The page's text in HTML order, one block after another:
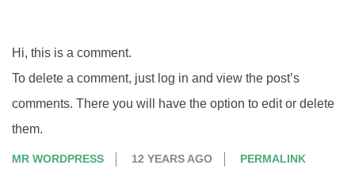
Hi, this is a comment.
To delete a comment, just log in and view the post’s
comments. There you will have the option to edit or delete
them.
MR WORDPRESS 12 YEARS AGO PERMALINK